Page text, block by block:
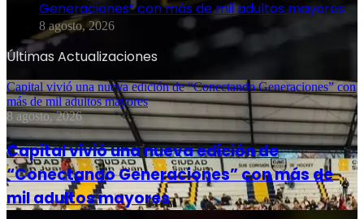
Generaciones” con más de mil adultos mayores
8 agosto, 2026
Últimas Actualizaciones
Capital vivió una nueva edición de “Conectando Generaciones” con
más de mil adultos mayores
8 agosto, 2026
Capital vivió una nueva edición de
“Conectando Generaciones” con más de
mil adultos mayores